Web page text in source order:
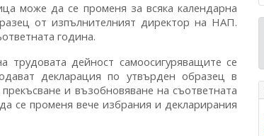
може да се променя за всяка календарна
от изпълнителният директор на НАП.
година.
дейност самоосигуряващите се
декларация по утвърден образец в
и възобновяване на съответната
се променя вече избрания и декларирания